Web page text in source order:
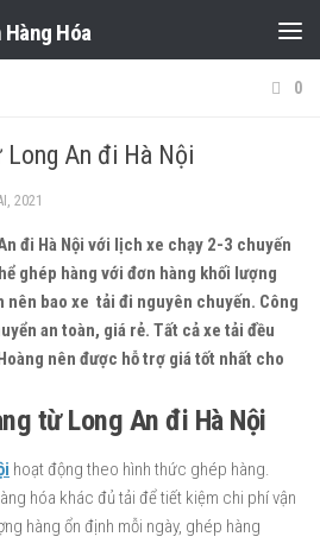
0
Long An đi Hà Nội
2021
đi Hà Nội với lịch xe chạy 2-3 chuyến
ghép hàng với đơn hàng khối lượng
nên bao xe tải đi nguyên chuyến. Công
an toàn, giá rẻ. Tất cả xe tải đều
nên được hỗ trợ giá tốt nhất cho
từ Long An đi Hà Nội
hoạt động theo hình thức ghép hàng.
hóa khác đủ tải để tiết kiệm chi phí vận
hàng ổn định mỗi ngày, ghép hàng